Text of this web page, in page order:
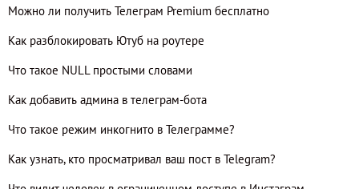
Можно ли получить Телеграм Premium бесплатно
Как разблокировать Ютуб на роутере
Что такое NULL простыми словами
Как добавить админа в телеграм-бота
Что такое режим инкогнито в Телеграмме?
Как узнать, кто просматривал ваш пост в Telegram?